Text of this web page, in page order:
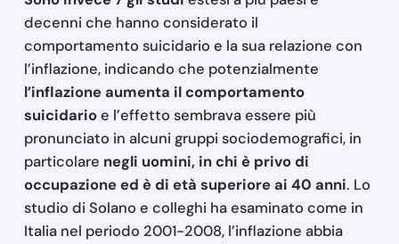
decenni che hanno considerato il
comportamento suicidario e la sua relazione con
l’inflazione, indicando che potenzialmente
l’inflazione aumenta il comportamento
suicidarioe l’effetto sembrava essere più
pronunciato in alcuni gruppi sociodemografici, in
particolare negli uomini, in chi è privo di
occupazione ed è di età superiore ai 40 anni. Lo
studio di Solano e colleghi ha esaminato come in
Italia nel periodo 2001-2008, l’inflazione abbia